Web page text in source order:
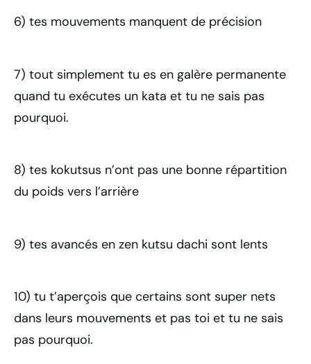
6) tes mouvements manquent de précision
7) tout simplement tu es en galère permanente
quand tu exécutes un kata et tu ne sais pas
pourquoi.
8) tes kokutsus n’ont pas une bonne répartition
du poids vers l’arrière
9) tes avancés en zen kutsu dachi sont lents
10) tu t’aperçois que certains sont super nets
dans leurs mouvements et pas toi et tu ne sais
pas pourquoi.